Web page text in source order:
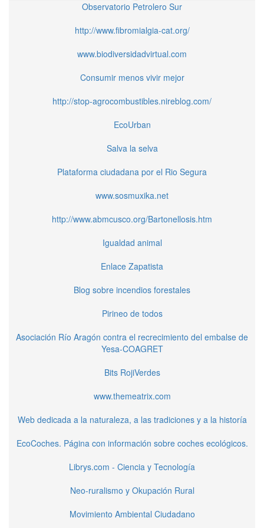
Observatorio Petrolero Sur
http://www.fibromialgia-cat.org/
www.biodiversidadvirtual.com
Consumir menos vivir mejor
http://stop-agrocombustibles.nireblog.com/
EcoUrban
Salva la selva
Plataforma ciudadana por el Rio Segura
www.sosmuxika.net
http://www.abmcusco.org/Bartonellosis.htm
Igualdad animal
Enlace Zapatista
Blog sobre incendios forestales
Pirineo de todos
Asociación Río Aragón contra el recrecimiento del embalse de
Yesa-COAGRET
Bits RojiVerdes
www.themeatrix.com
Web dedicada a la naturaleza, a las tradiciones y a la historía
EcoCoches. Página con información sobre coches ecológicos.
Librys.com - Ciencia y Tecnología
Neo-ruralismo y Okupación Rural
Movimiento Ambiental Ciudadano